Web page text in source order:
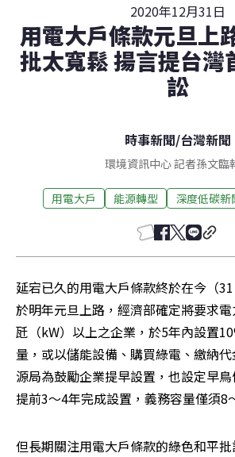
2020年12月31日
用電大戶條款元旦上
批太寬鬆 揚言提台灣
訟
時事新聞/台灣新聞
環境資訊中心 記者孫文臨
用電大戶 能源轉型 深度低碳新
延宕已久的用電大戶條款終於在今（
於明年元旦上路，經濟部確定將要求
瓩（kW）以上之企業，於5年內設置
量，或以儲能設備、購買綠電、繳納
源局為鼓勵企業提早設置，也設定早
提前3～4年完成設置，義務容量僅須8
但長期關注用電大戶條款的綠色和平